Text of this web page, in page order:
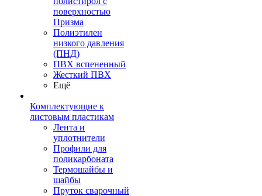
поверхностью
Призма
Полиэтилен
низкого давления
(ПНД)
ПВХ вспененный
Жесткий ПВХ
Ещё
Комплектующие к
листовым пластикам
Лента и
уплотнители
Профили для
поликарбоната
Термошайбы и
шайбы
Пруток сварочный